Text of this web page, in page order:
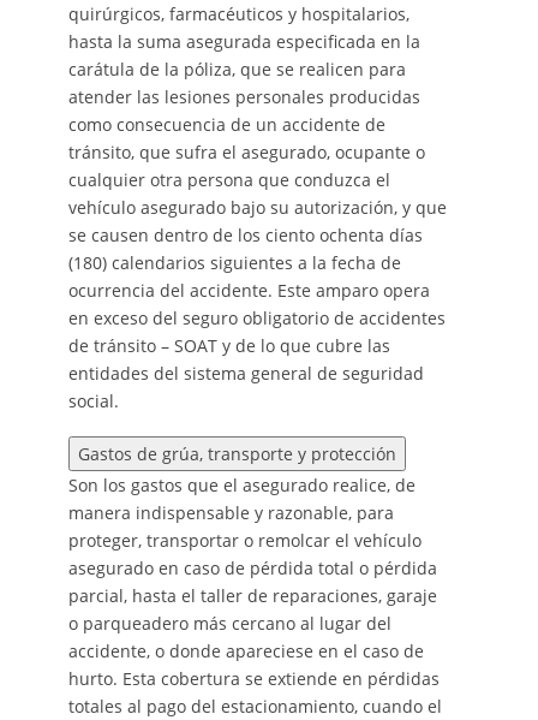
quirúrgicos, farmacéuticos y hospitalarios,
hasta la suma asegurada especificada en la
carátula de la póliza, que se realicen para
atender las lesiones personales producidas
como consecuencia de un accidente de
tránsito, que sufra el asegurado, ocupante o
cualquier otra persona que conduzca el
vehículo asegurado bajo su autorización, y que
se causen dentro de los ciento ochenta días
(180) calendarios siguientes a la fecha de
ocurrencia del accidente. Este amparo opera
en exceso del seguro obligatorio de accidentes
de tránsito – SOAT y de lo que cubre las
entidades del sistema general de seguridad
social.
Gastos de grúa, transporte y protección
Son los gastos que el asegurado realice, de
manera indispensable y razonable, para
proteger, transportar o remolcar el vehículo
asegurado en caso de pérdida total o pérdida
parcial, hasta el taller de reparaciones, garaje
o parqueadero más cercano al lugar del
accidente, o donde apareciese en el caso de
hurto. Esta cobertura se extiende en pérdidas
totales al pago del estacionamiento, cuando el